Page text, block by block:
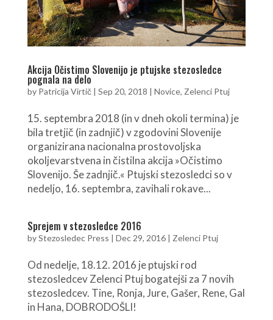
Akcija Očistimo Slovenijo je ptujske stezosledce
pognala na delo
by Patricija Virtič| Sep 20, 2018 Novice, Zelenci Ptuj
15. septembra 2018 (in v dneh okoli termina) je
bila tretjič (in zadnjič) v zgodovini Slovenije
organizirana nacionalna prostovoljska
okoljevarstvena in čistilna akcija »Očistimo
Slovenijo. Še zadnjič.« Ptujski stezosledci so v
nedeljo, 16. septembra, zavihali rokave...
Sprejem v stezosledce 2016
byStezosledec Press Dec 29, 2016| Zelenci Ptuj
Od nedelje, 18.12. 2016 je ptujski rod
stezosledcev Zelenci Ptuj bogatejši za 7 novih
stezosledcev. Tine, Ronja, Jure, Gašer, Rene, Gal
in Hana, DOBRODOŠLI!